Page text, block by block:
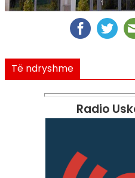
Të ndryshme
Radio